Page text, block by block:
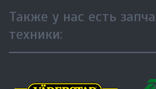
Также у нас есть
техники: